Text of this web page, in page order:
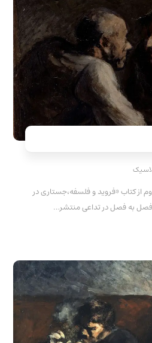
از کتاب «فروید و فلسفه،جستاری در
به فصل در تداعی منتشر…